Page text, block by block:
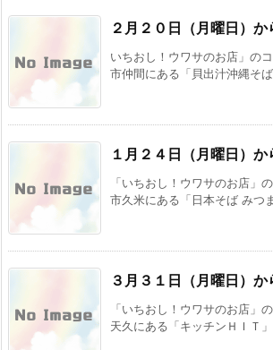
２月２０日（月曜日）
いちおし！ウワサのお店」の
市仲間にある「貝出汁沖縄そ
１月２４日（月曜日）
「いちおし！ウワサのお店」
市久米にある「日本そば みつ
３月３１日（月曜日）
「いちおし！ウワサのお店」
天久にある「キッチンＨＩＴ